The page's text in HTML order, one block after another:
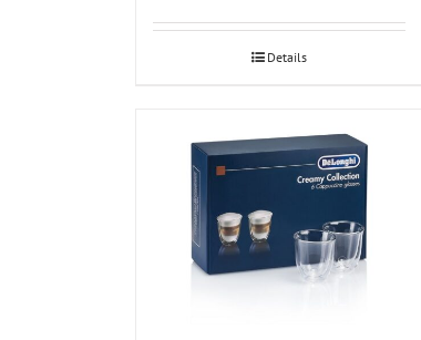
Details